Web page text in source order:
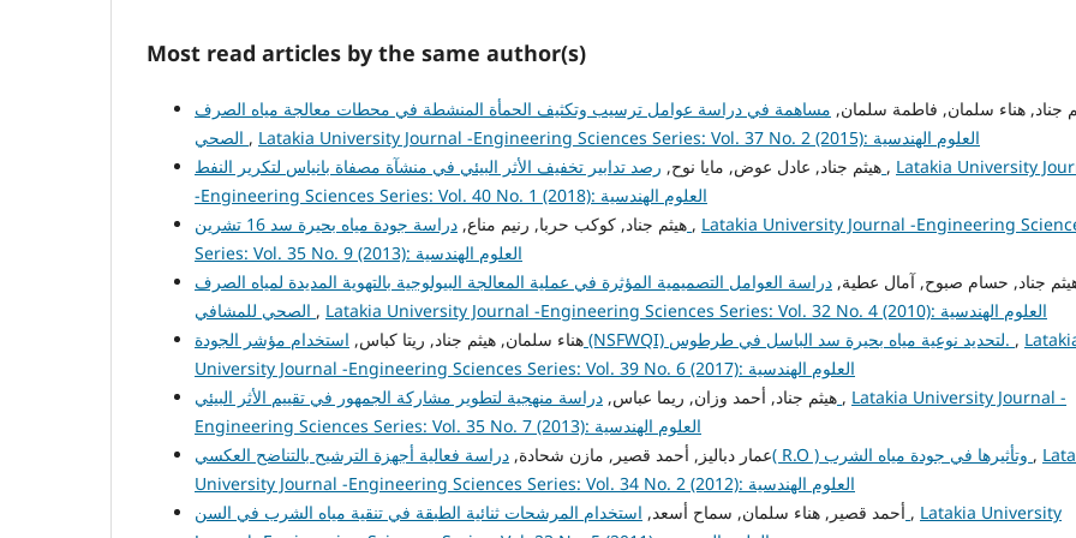
Most read articles by the same author(s)
جناد, هناء سلمان, فاطمة سلمان, مساهمة في دراسة عوامل ترسيب وتكثيف الحمأة المنشطة في محطات معالجة مياه الصرف
,
Latakia University Journal -Engineering Sciences Series: Vol. 37 No. 2 (2015): العلوم الهندسية
هيثم جناد, عادل عوض, مايا نوح, , Latakia University
-Engineering Sciences Series: Vol. 40 No. 1 (2018): العلوم الهندسية
هيثم جناد, كوكب حربا, رنيم مناع, , Latakia University Journal -Engineering
Series: Vol. 35 No. 9 (2013): العلوم الهندسية
جناد, حسام صبوح, آمال عطية, دراسة العوامل التصميمية المؤثرة في عملية المعالجة البيولوجية بالتهوية المديدة لمياه الصرف
,
Latakia University Journal -Engineering Sciences Series: Vol. 32 No. 4 (2010): العلوم الهندسية
هناء سلمان, هيثم جناد, ريتا كباس,
استخدام مؤشر الجودة (NSFWQI) لتحديد نوعية مياه بحيرة سد الباسل في طرطوس. ,
University Journal -Engineering Sciences Series: Vol. 39 No. 6 (2017): العلوم الهندسية
هيثم جناد, أحمد وزان, ريما عباس, , Latakia University Journal -
Engineering Sciences Series: Vol. 35 No. 7 (2013): العلوم الهندسية
عمار دباليز, أحمد قصير, مازن شحادة,
,
University Journal -Engineering Sciences Series: Vol. 34 No. 2 (2012): العلوم الهندسية
أحمد قصير, هناء سلمان, سماح أسعد, , Latakia University